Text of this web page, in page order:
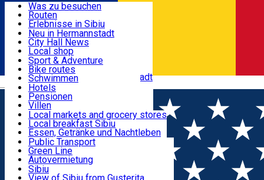
Română
Nützliche informationen
Aktivitäten & Abenteuer
Unterkunft
Essen, Getränke & Nachtleben
Transport & Parken
Live Webcams
Was zu besuchen
Routen
Erlebnisse in Sibiu
Podcast
Kultur
Museen
Kirchen
Parks, Zoo
Im Umkreis von Hermannstadt
Neu in Hermannstadt
City Hall News
Local shop
Sibiu Handwerker
Sibiul Verde
Public services
Bildung
Wie komme ich nach Sibiu?
Touristeninfo
Reiseführer
Guided tours
Local publication
Schönheitssalon
Sport & Adventure
Bike routes
Schwimmen
Reiten
Fitnessstudio
Loc de joacă indoor
Loc de joacă outdoor
Ski
Eislaufen
Yoga
Hotels
Pensionen
Villen
Hostels
Motels
Camping
Zimmer zu vermieten
Wohnungen
Unterkunft außerhalb von Sibiu
Local markets and grocery stores
Local breakfast Sibiu
Essen, Getränke und Nachtleben
Pizza
Fast Food
Kaffeestube
Konditorei
Pub, Bar
Public Transport
Green Line
Autovermietung
Fahrad verleih
Scooter rentals
Sibiu